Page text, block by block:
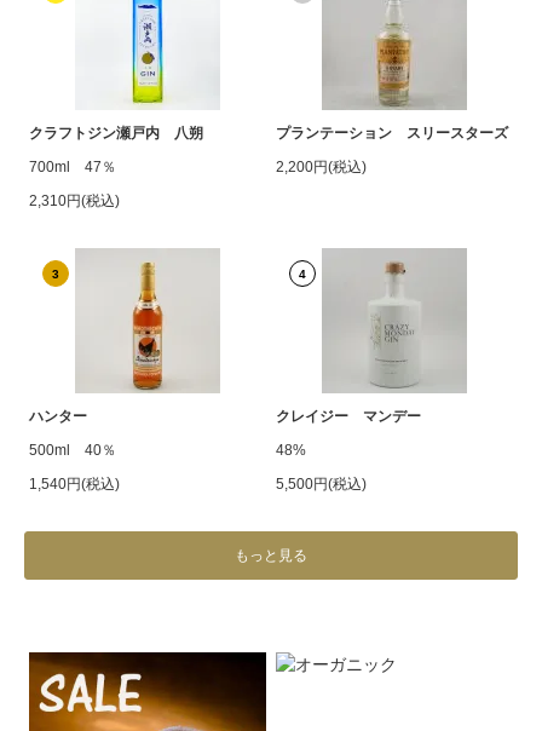
クラフトジン瀬戸内 八朔
700ml 47％
2,310円(税込)
プランテーション スリースターズ
2,200円(税込)
3
ハンター
500ml 40％
1,540円(税込)
4
クレイジー マンデー
48%
5,500円(税込)
もっと見る